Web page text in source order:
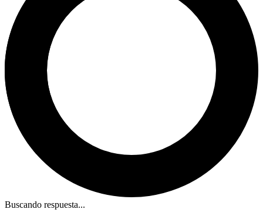
Buscando respuesta...